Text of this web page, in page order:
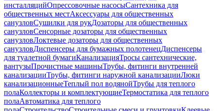
инсталляцийОпрессовочные насосыСантехника для
общественных местАксессуары для общественных
санузловСушилки для рукДозаторы для общественных
санузловСенсорные дозаторы для общественных
санузловЛоктевые дозаторы для общественных
санузловДиспенсеры для бумажных полотенецДиспенсеры
для туалетной бумагиКанализацияТросы сантехнические,
вантузыПрочистные машиныТрубы, фитинги внутренней
канализацииТрубы, фитинги наружной канализацииЛюки
канализационныеТеплый пол водянойТрубы для теплого
полаКоллекторы и комплектующиеТермостатика для теплого
полаАвтоматика для теплого